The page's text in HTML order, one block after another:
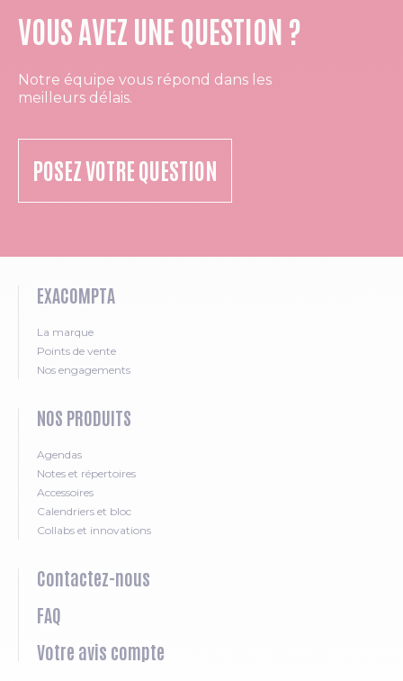
VOUS AVEZ UNE QUESTION ?
Notre équipe vous répond dans les
meilleurs délais.
POSEZ VOTRE QUESTION
EXACOMPTA
La marque
Points de vente
Nos engagements
NOS PRODUITS
Agendas
Notes et répertoires
Accessoires
Calendriers et bloc
Collabs et innovations
Contactez-nous
FAQ
Votre avis compte